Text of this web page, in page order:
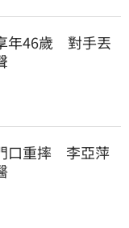
年46歲　對手丟
口重摔　李亞萍